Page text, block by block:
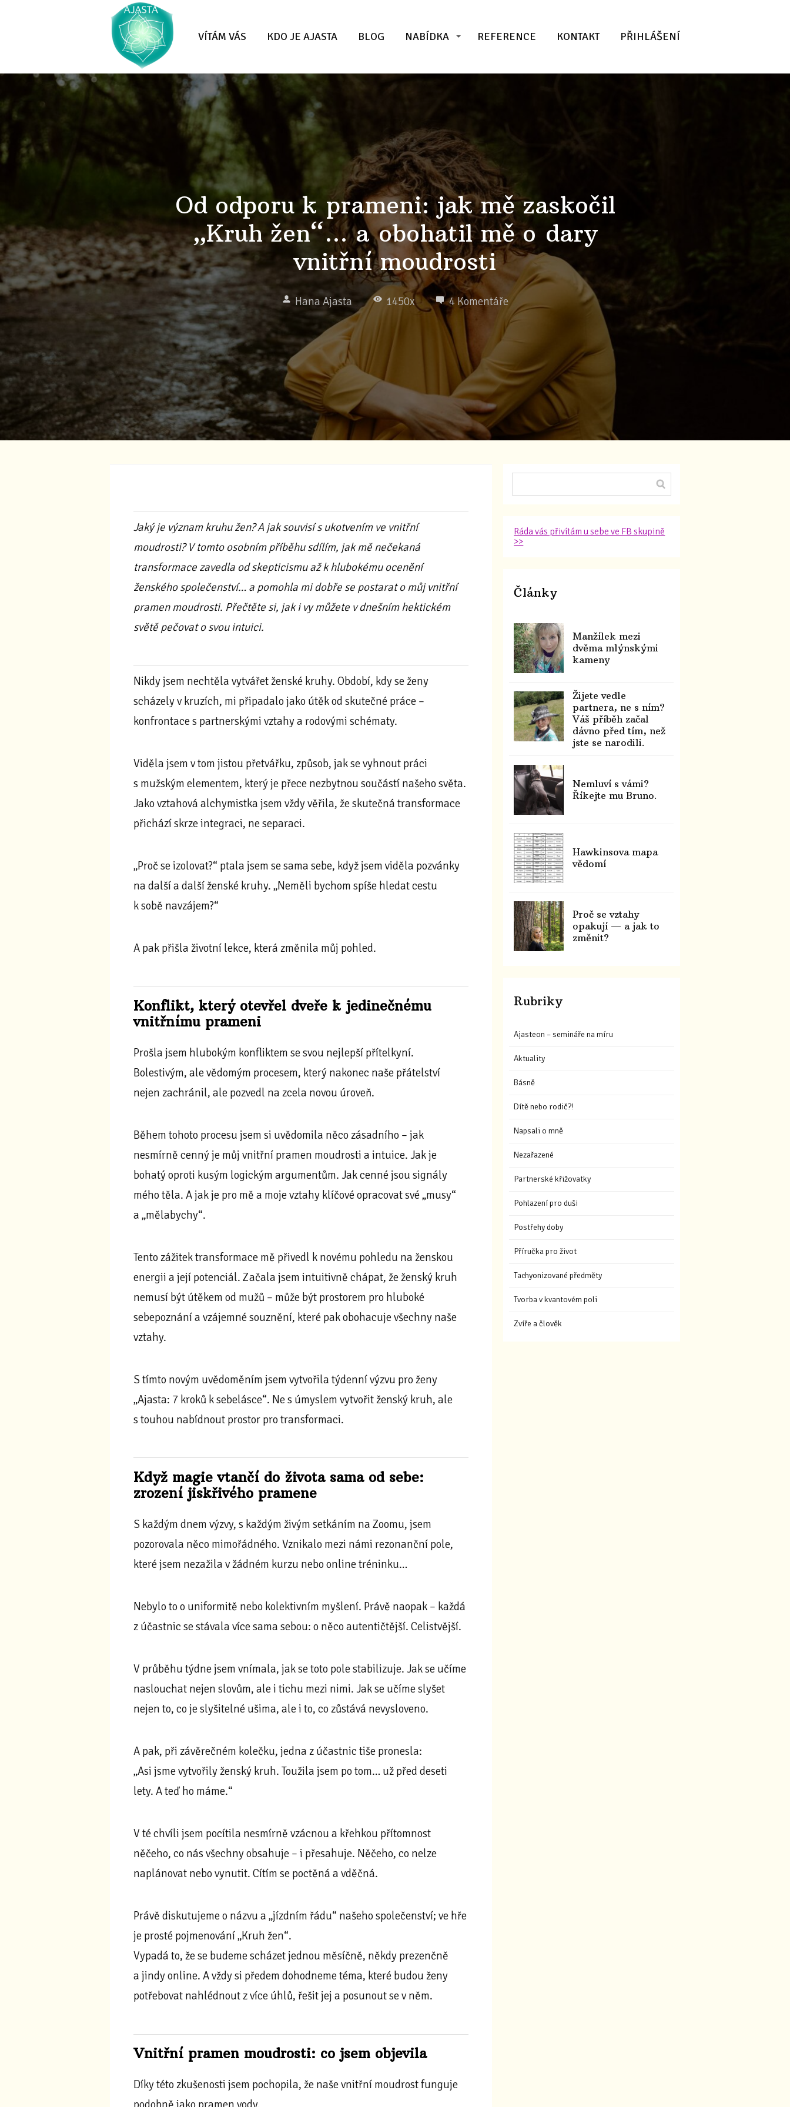
VÍTÁM VÁS KDO JE AJASTA BLOG NABÍDKA REFERENCE KONTAKT PŘIHLÁŠENÍ
Od odporu k prameni: jak mě zaskočil
„Kruh žen“… a obohatil mě o dary
vnitřní moudrosti
Hana Ajasta 1450x 4 Komentáře
Jaký je význam kruhu žen? A jak souvisí s ukotvením ve vnitřní
moudrosti? V tomto osobním příběhu sdílím, jak mě nečekaná
transformace zavedla od skepticismu až k hlubokému ocenění
ženského společenství… a pomohla mi dobře se postarat o můj vnitřní
pramen moudrosti. Přečtěte si, jak i vy můžete v dnešním hektickém
světě pečovat o svou intuici.
Nikdy jsem nechtěla vytvářet ženské kruhy. Období, kdy se ženy
scházely v kruzích, mi připadalo jako útěk od skutečné práce –
konfrontace s partnerskými vztahy a rodovými schématy.
Viděla jsem v tom jistou přetvářku, způsob, jak se vyhnout práci
s mužským elementem, který je přece nezbytnou součástí našeho světa.
Jako vztahová alchymistka jsem vždy věřila, že skutečná transformace
přichází skrze integraci, ne separaci.
„Proč se izolovat?“ ptala jsem se sama sebe, když jsem viděla pozvánky
na další a další ženské kruhy. „Neměli bychom spíše hledat cestu
k sobě navzájem?“
A pak přišla životní lekce, která změnila můj pohled.
Konflikt, který otevřel dveře k jedinečnému
vnitřnímu prameni
Prošla jsem hlubokým konfliktem se svou nejlepší přítelkyní.
Bolestivým, ale vědomým procesem, který nakonec naše přátelství
nejen zachránil, ale pozvedl na zcela novou úroveň.
Během tohoto procesu jsem si uvědomila něco zásadního – jak
nesmírně cenný je můj vnitřní pramen moudrosti a intuice. Jak je
bohatý oproti kusým logickým argumentům. Jak cenné jsou signály
mého těla. A jak je pro mě a moje vztahy klíčové opracovat své „musy“
a „mělabychy“.
Tento zážitek transformace mě přivedl k novému pohledu na ženskou
energii a její potenciál. Začala jsem intuitivně chápat, že ženský kruh
nemusí být útěkem od mužů – může být prostorem pro hluboké
sebepoznání a vzájemné souznění, které pak obohacuje všechny naše
vztahy.
S tímto novým uvědoměním jsem vytvořila týdenní výzvu pro ženy
„Ajasta: 7 kroků k sebelásce“. Ne s úmyslem vytvořit ženský kruh, ale
s touhou nabídnout prostor pro transformaci.
Když magie vtančí do života sama od sebe:
zrození jiskřivého pramene
S každým dnem výzvy, s každým živým setkáním na Zoomu, jsem
pozorovala něco mimořádného. Vznikalo mezi námi rezonanční pole,
které jsem nezažila v žádném kurzu nebo online tréninku…
Nebylo to o uniformitě nebo kolektivním myšlení. Právě naopak – každá
z účastnic se stávala více sama sebou: o něco autentičtější. Celistvější.
V průběhu týdne jsem vnímala, jak se toto pole stabilizuje. Jak se učíme
naslouchat nejen slovům, ale i tichu mezi nimi. Jak se učíme slyšet
nejen to, co je slyšitelné ušima, ale i to, co zůstává nevysloveno.
A pak, při závěrečném kolečku, jedna z účastnic tiše pronesla:
„Asi jsme vytvořily ženský kruh. Toužila jsem po tom… už před deseti
lety. A teď ho máme.“
V té chvíli jsem pocítila nesmírně vzácnou a křehkou přítomnost
něčeho, co nás všechny obsahuje – i přesahuje. Něčeho, co nelze
naplánovat nebo vynutit. Cítím se poctěná a vděčná.
Právě diskutujeme o názvu a „jízdním řádu“ našeho společenství; ve hře
je prosté pojmenování „Kruh žen“.
Vypadá to, že se budeme scházet jednou měsíčně, někdy prezenčně
a jindy online. A vždy si předem dohodneme téma, které budou ženy
potřebovat nahlédnout z více úhlů, řešit jej a posunout se v něm.
Vnitřní pramen moudrosti: co jsem objevila
Díky této zkušenosti jsem pochopila, že naše vnitřní moudrost funguje
Ráda vás přivítám u sebe ve FB skupině
>>
Články
Manžílek mezi
dvěma mlýnskými
kameny
Žijete vedle
partnera, ne s ním?
Váš příběh začal
dávno před tím, než
jste se narodili.
Nemluví s vámi?
Říkejte mu Bruno.
Hawkinsova mapa
vědomí
Proč se vztahy
opakují — a jak to
změnit?
Rubriky
Ajasteon – semináře na míru
Aktuality
Básně
Dítě nebo rodič?!
Napsali o mně
Nezařazené
Partnerské křižovatky
Pohlazení pro duši
Postřehy doby
Příručka pro život
Tachyonizované předměty
Tvorba v kvantovém poli
Zvíře a člověk